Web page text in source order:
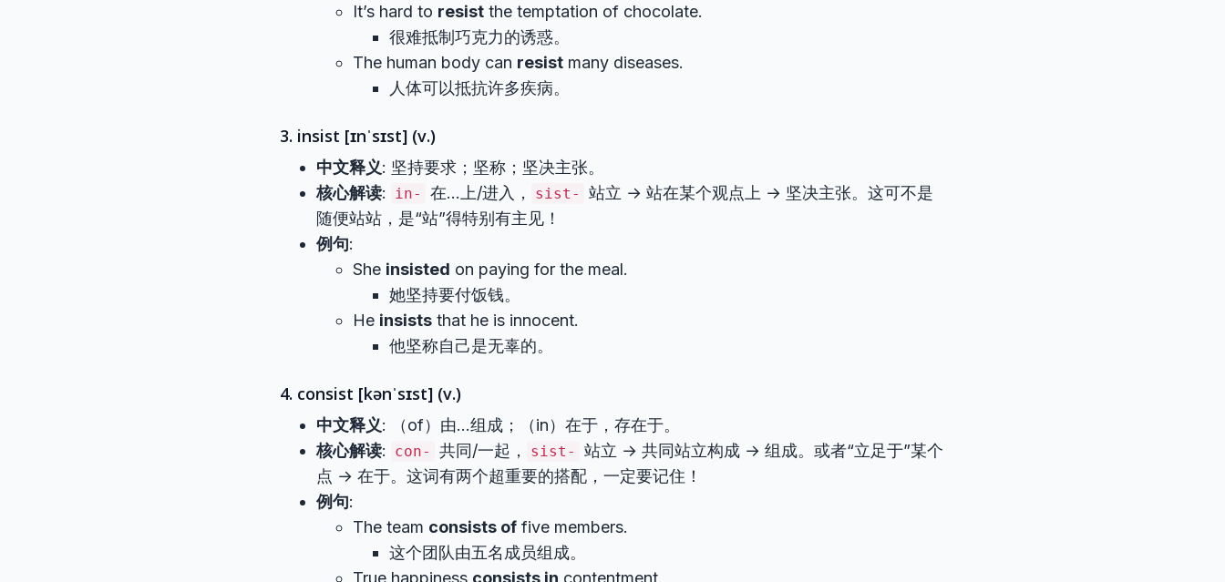
It’s hard to resist the temptation of chocolate.
很难抵制巧克力的诱惑。
The human body can resist many diseases.
人体可以抵抗许多疾病。
3. insist [ɪnˈsɪst] (v.)
中文释义: 坚持要求；坚称；坚决主张。
核心解读: in- 在…上/进入， sist-
站立 → 站在某个观点上 → 坚决主张。这可不是
随便站站，是“站”得特别有主见！
例句:
She insisted on paying for the meal.
她坚持要付饭钱。
He insists that he is innocent.
他坚称自己是无辜的。
4. consist [kənˈsɪst] (v.)
中文释义: （of）由…组成；（in）在于，存在于。
核心解读: con- 共同/一起， sist-
站立 → 共同站立构成 → 组成。或者“立足于”某个
点 → 在于。这词有两个超重要的搭配，一定要记住！
例句:
The team consists of five members.
这个团队由五名成员组成。
True happiness consists in contentment.